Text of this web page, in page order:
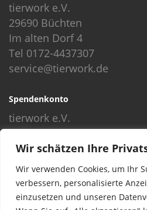
Wir schätzen Ihre
Wir verwenden Cookies, um Ihr
verbessern, personalisierte
einzusetzen und unseren
tierwork e.V.
29690 Büchten
Im alten Dorf 4
Tel 0172-4437307
service@tierwork.de
Spendenkonto
tierwork e.V.
Volksbank
BLZ: 24060300
Konto: 4902218000
IBAN:
BIC: GENODEF1NBU